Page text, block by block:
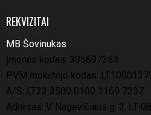
REKVIZITAI
MB Šovinukas
Įmonės kodas: 305697353
PVM mokėtojo kodas:
A/S: LT23 3500 0100 1169 7237
Adresas: V. Nagevičiaus g. 3, LT-